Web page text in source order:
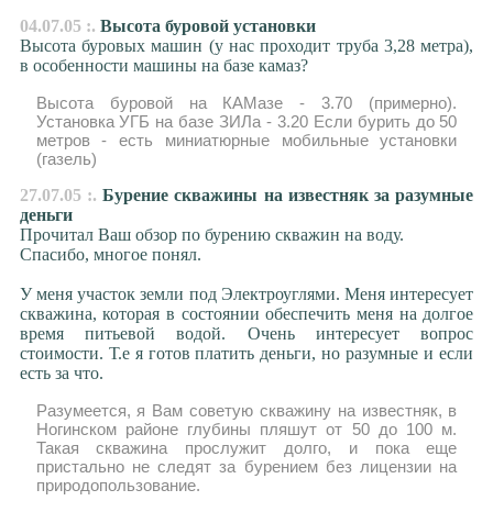
04.07.05 :. Высота буровой установки
Высота буровых машин (у нас проходит труба 3,28 метра),
в особенности машины на базе камаз?
Высота буровой на КАМазе - 3.70 (примерно).
Установка УГБ на базе ЗИЛа - 3.20 Если бурить до 50
метров - есть миниатюрные мобильные установки
(газель)
27.07.05 :. Бурение скважины на известняк за разумные
деньги
Прочитал Ваш обзор по бурению скважин на воду.
Спасибо, многое понял.
У меня участок земли под Электроуглями. Меня интересует
скважина, которая в состоянии обеспечить меня на долгое
время питьевой водой. Очень интересует вопрос
стоимости. Т.е я готов платить деньги, но разумные и если
есть за что.
Разумеется, я Вам советую скважину на известняк, в
Ногинском районе глубины пляшут от 50 до 100 м.
Такая скважина прослужит долго, и пока еще
пристально не следят за бурением без лицензии на
природопользование.